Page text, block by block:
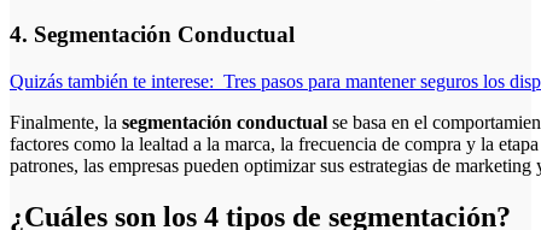
4. Segmentación Conductual
Quizás también te interese: Tres pasos para mantener seguros los
Finalmente, la segmentación conductual se basa en el
factores como la lealtad a la marca, la frecuencia de compra y la
patrones, las empresas pueden optimizar sus estrategias de
¿Cuáles son los 4 tipos de segmentación?